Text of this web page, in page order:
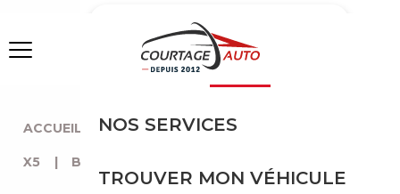
ACCUEIL TOUTES LES MARQUES
X5 | BMW X5
MENU
NOS SERVICES
TROUVER MON VÉHICULE